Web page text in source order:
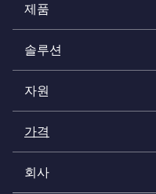
제품
솔루션
자원
가격
회사